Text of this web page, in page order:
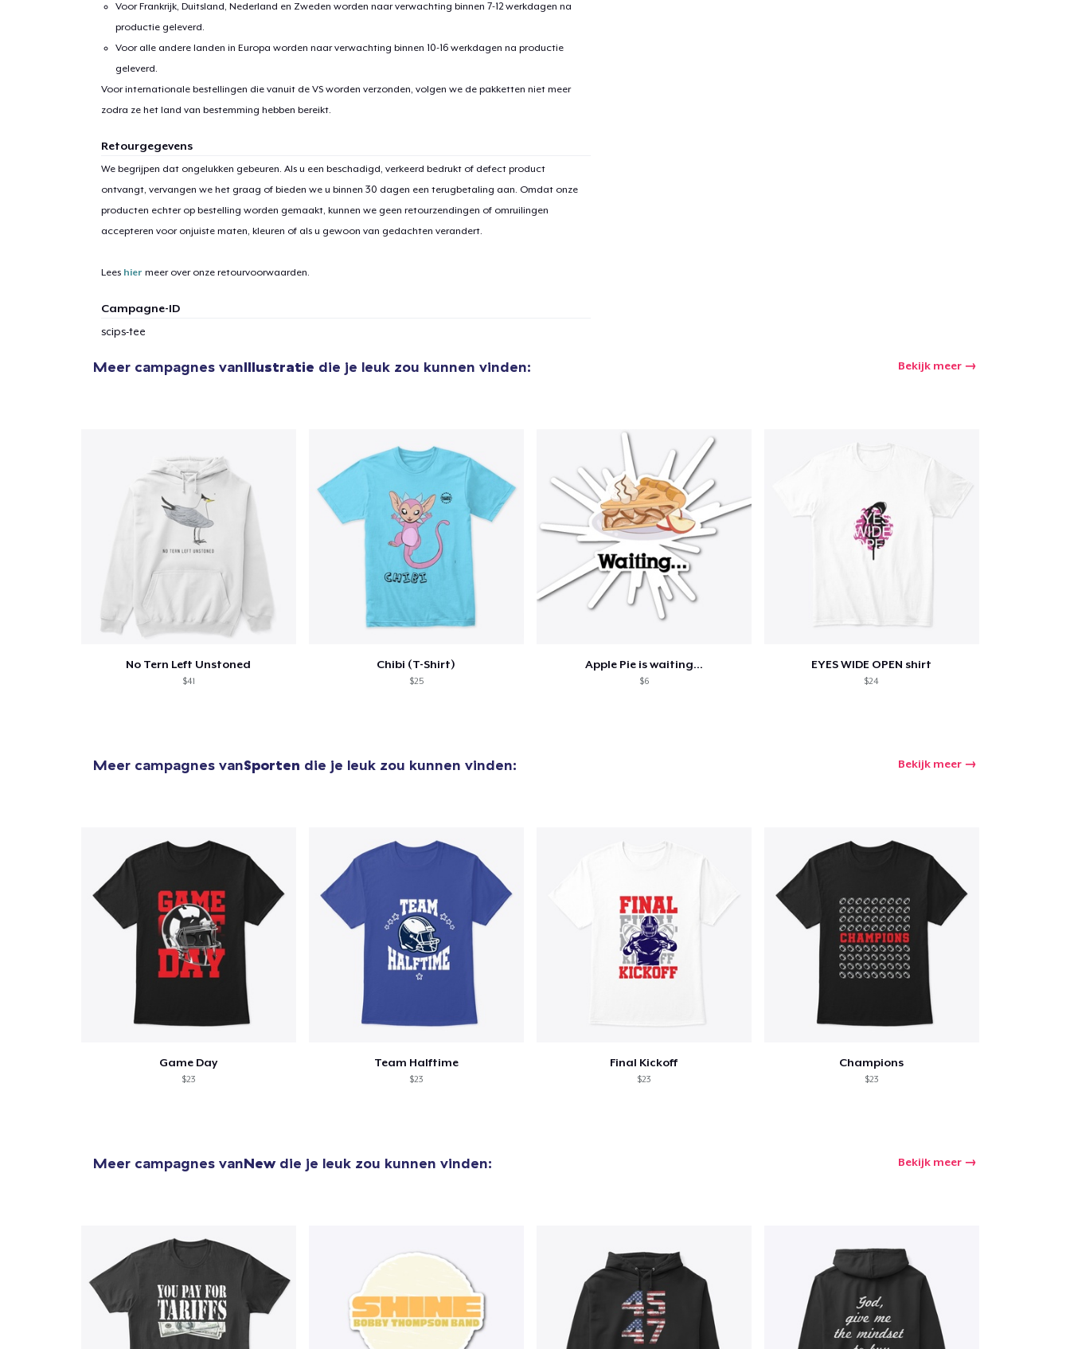
Voor Frankrijk, Duitsland, Nederland en Zweden worden naar verwachting binnen 7-12 werkdagen na
productie geleverd.
Voor alle andere landen in Europa worden naar verwachting binnen 10-16 werkdagen na productie
geleverd.
Voor internationale bestellingen die vanuit de VS worden verzonden, volgen we de pakketten niet meer
zodra ze het land van bestemming hebben bereikt.
Retourgegevens
We begrijpen dat ongelukken gebeuren. Als u een beschadigd, verkeerd bedrukt of defect product
ontvangt, vervangen we het graag of bieden we u binnen 30 dagen een terugbetaling aan. Omdat onze
producten echter op bestelling worden gemaakt, kunnen we geen retourzendingen of omruilingen
accepteren voor onjuiste maten, kleuren of als u gewoon van gedachten verandert.
Lees hier meer over onze retourvoorwaarden.
Campagne-ID
scips-tee
Meer campagnes vanIllustratie die je leuk zou kunnen vinden: Bekijk meer
No Tern Left Unstoned
$41
Chibi (T-Shirt)
$25
Apple Pie is waiting...
$6
EYES WIDE OPEN shirt
$24
Meer campagnes vanSporten die je leuk zou kunnen vinden: Bekijk meer
Game Day
$23
Team Halftime
$23
Final Kickoff
$23
Champions
$23
Meer campagnes vanNewdie je leuk zou kunnen vinden: Bekijk meer
item aan winkelwagen toegevoegd Ga naar winkelwagen
Aantal
Ga door naar de Kassa Doorgaan met winkelen